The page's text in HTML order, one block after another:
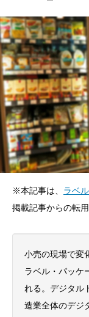
※本記事は、 ラベ
掲載記事からの転用
小売の現場で変
ラベル・パッケ
れる。デジタル
造業全体のデジ